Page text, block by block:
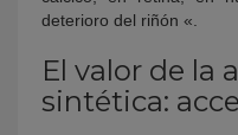
deterioro del riñón «.
El valor de la
sintética: